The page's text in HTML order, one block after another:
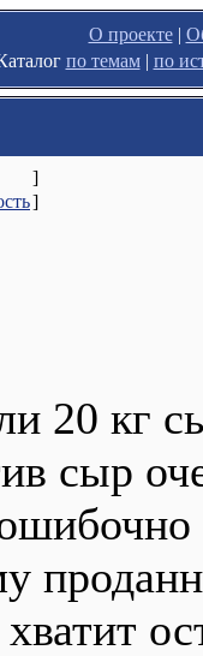
О проекте|
по темам| по
]
]
20 кг
сыр
хватит